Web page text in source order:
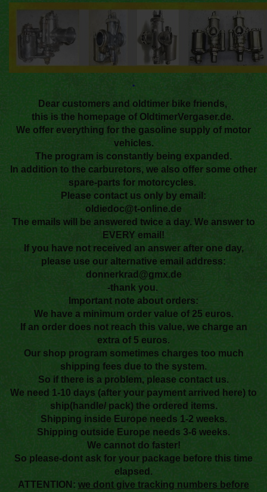
.
Dear customers and oldtimer bike friends,
this is the homepage of OldtimerVergaser.de.
We offer everything for the gasoline supply of motor
vehicles.
The program is constantly being expanded.
In addition to the carburetors, we also offer some other
spare-parts for motorcycles.
Please contact us only by email:
oldiedoc@t-online.de
The emails will be answered twice a day. We answer to
EVERY email!
If you have not received an answer after one day,
please use our alternative email address:
donnerkrad@gmx.de
-thank you.
Important note about orders:
We have a minimum order value of 25 euros.
If an order does not reach this value, we charge an
extra of 5 euros.
Our shop program sometimes charges too much
shipping fees due to the system.
So if there is a problem, please contact us.
We need 1-10 days (after your payment arrived here) to
ship(handle/ pack) the ordered items.
Shipping inside Europe needs 1-2 weeks.
Shipping outside Europe needs 3-6 weeks.
We cannot do faster!
So please-dont ask for your package before this time
elapsed.
ATTENTION: we dont give tracking numbers before